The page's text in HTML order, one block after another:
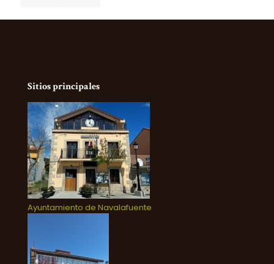
Sitios principales
Ayuntamiento de Navalafuente